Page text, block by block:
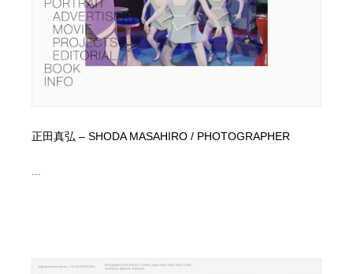
正田真弘 – SHODA MASAHIRO / PHOTOGRAPHER